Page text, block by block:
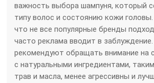
важность выбора шампуня, который
типу волос и состоянию кожи
что не все популярные бренды
часто реклама вводит в
рекомендуют обращать внимание на
с натуральными ингредиентами,
трав и масла, менее агрессивны и